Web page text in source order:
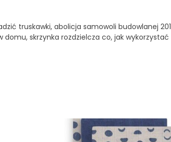
truskawki, abolicja samowoli budowlanej
skrzynka rozdzielcza co, jak